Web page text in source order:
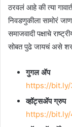
ठरवलं आहे की त्या
निवडणुकीला सामोरं
समाजवादी पक्षाचे
सोबत पुढे जायचं असे
गुगल ॲप
https://bit.ly/
व्हॉट्सॲप ग्रुप
https://bit.ly/